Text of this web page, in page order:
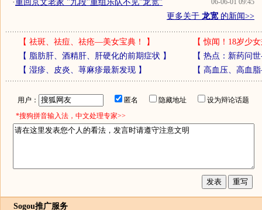
06-06-01 09:45
更多关于 龙宽 的新闻>>
【 祛斑、祛痘、祛疮—美女宝典！ 】 【惊闻！18岁少
【 脂肪肝、酒精肝、肝硬化的前期症状 】 【 热点：新药问
【 湿疹、皮炎、荨麻疹最新发现】 【 高血压、高血
用户： 匿名 隐藏地址
设为辩论话题
*搜狗拼音输入法，中文处理专家>>
Sogou推广服务